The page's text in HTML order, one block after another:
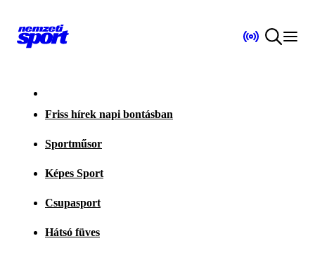
Friss hírek napi bontásban
Sportműsor
Képes Sport
Csupasport
Hátsó füves